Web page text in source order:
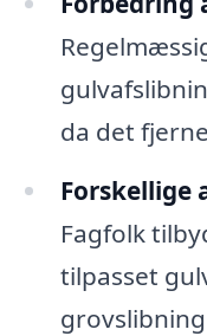
da det
Forskellige
Fagfolk
tilpasset